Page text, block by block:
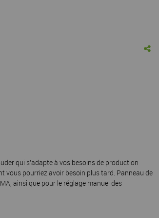
qui s’adapte à vos besoins de production
pourriez avoir besoin plus tard. Panneau de
ainsi que pour le réglage manuel des